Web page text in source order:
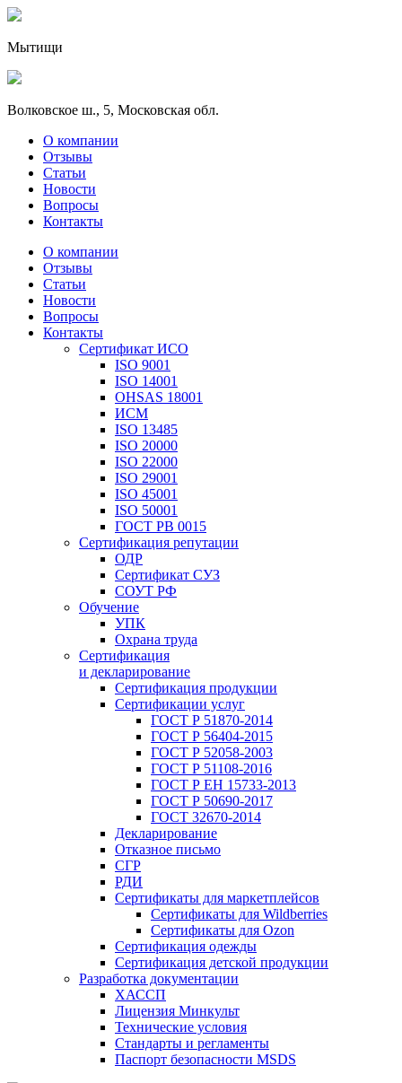
Мытищи
Волковское ш., 5, Московская обл.
О компании
Отзывы
Статьи
Новости
Вопросы
Контакты
О компании
Отзывы
Статьи
Новости
Вопросы
Контакты
Сертификат ИСО
ISO 9001
ISO 14001
OHSAS 18001
ИСМ
ISO 13485
ISO 20000
ISO 22000
ISO 29001
ISO 45001
ISO 50001
ГОСТ РВ 0015
Сертификация репутации
ОДР
Сертификат СУЗ
СОУТ РФ
Обучение
УПК
Охрана труда
Сертификация
и декларирование
Сертификация продукции
Сертификации услуг
ГОСТ Р 51870-2014
ГОСТ Р 56404-2015
ГОСТ Р 52058-2003
ГОСТ Р 51108-2016
ГОСТ Р ЕН 15733-2013
ГОСТ Р 50690-2017
ГОСТ 32670-2014
Декларирование
Отказное письмо
СГР
РДИ
Сертификаты для маркетплейсов
Сертификаты для Wildberries
Сертификаты для Ozon
Сертификация одежды
Сертификация детской продукции
Разработка документации
ХАССП
Лицензия Минкульт
Технические условия
Стандарты и регламенты
Паспорт безопасности MSDS